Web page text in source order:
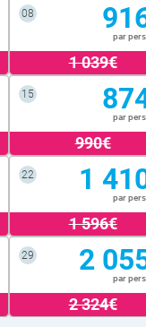
08
par
1 039€
15
par
990€
22 1
par
1 596€
29 2
par
2 324€